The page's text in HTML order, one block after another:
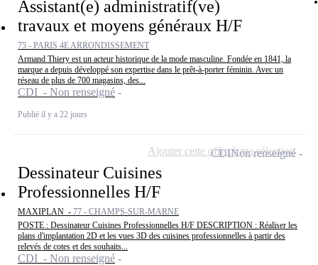
Assistant(e) administratif(ve)
travaux et moyens généraux H/F
75 - PARIS 4E ARRONDISSEMENT
Armand Thiery est un acteur historique de la mode masculine. Fondée en 1841, la
marque a depuis développé son expertise dans le prêt-à-porter féminin. Avec un
réseau de plus de 700 magasins, des...
CDI - Non renseigné
Publié il y a 22 jours
Dessinateur Cuisines
Professionnelles H/F
MAXIPLAN - 77 - CHAMPS-SUR-MARNE
POSTE : Dessinateur Cuisines Professionnelles H/F DESCRIPTION : Réaliser les
plans d'implantation 2D et les vues 3D des cuisines professionnelles à partir des
relevés de cotes et des souhaits...
CDI - Non renseigné
CDINon renseigné
Ajouter cette offre à ma sélection